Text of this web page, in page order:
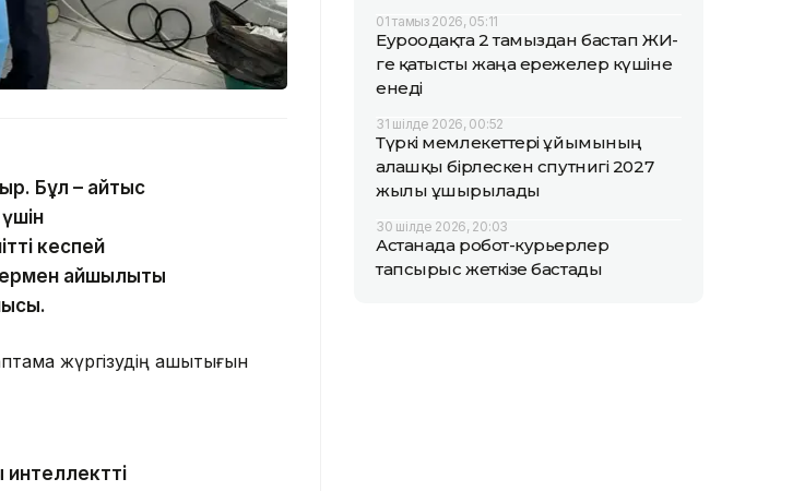
Бұл – қайтыс
кеспей
қайшылықты
жүргізудің ашықтығын
01 тамыз 2026, 05:11
Еуроодақта 2 тамыздан бастап ЖИ-
ге қатысты жаңа ережелер күшіне
енеді
31 шілде 2026, 00:52
Түркі мемлекеттері ұйымының
алғашқы бірлескен спутнигі 2027
жылы ұшырылады
30 шілде 2026, 20:03
Астанада робот-курьерлер
тапсырыс жеткізе бастады